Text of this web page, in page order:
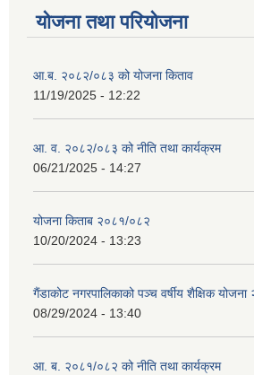
योजना तथा परियोजना
आ.ब. २०८२/०८३ को योजना किताव
11/19/2025 - 12:22
आ. व. २०८२/०८३ को नीति तथा कार्यक्रम
06/21/2025 - 14:27
योजना किताब २०८१/०८२
10/20/2024 - 13:23
गैंडाकोट नगरपालिकाको पञ्च वर्षीय शैक्षिक
08/29/2024 - 13:40
आ. ब. २०८१/०८२ को नीति तथा कार्यक्रम